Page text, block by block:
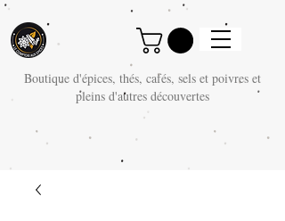
Boutique d'épices, thés, cafés, sels et poivres et
pleins d'autres découvertes